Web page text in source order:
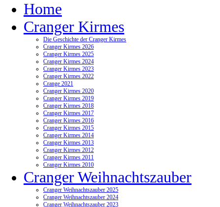
Home
Cranger Kirmes
Die Geschichte der Cranger Kirmes
Cranger Kirmes 2026
Cranger Kirmes 2025
Cranger Kirmes 2024
Cranger Kirmes 2023
Cranger Kirmes 2022
Crange 2021
Cranger Kirmes 2020
Cranger Kirmes 2019
Cranger Kirmes 2018
Cranger Kirmes 2017
Cranger Kirmes 2016
Cranger Kirmes 2015
Cranger Kirmes 2014
Cranger Kirmes 2013
Cranger Kirmes 2012
Cranger Kirmes 2011
Cranger Kirmes 2010
Cranger Weihnachtszauber
Cranger Weihnachtszauber 2025
Cranger Weihnachtszauber 2024
Cranger Weihnachtszauber 2023